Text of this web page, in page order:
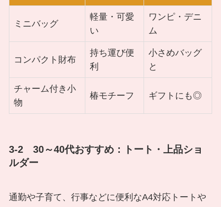
ミニバッグ
軽量・可愛
い
ワンピ・デニ
ム
コンパクト財布
持ち運び便
利
小さめバッグ
と
チャーム付き小
物
椿モチーフ ギフトにも◎
3-2 30～40代おすすめ：トート・上品ショ
ルダー
通勤や子育て、行事などに便利なA4対応トートや